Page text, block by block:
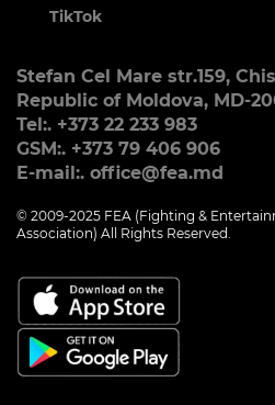
TikTok
Stefan Cel Mare str.159,
Republic of Moldova, MD-
Tel:. +373 22 233 983
GSM:. +373 79 406 906
E-mail:. office@fea.md
© 2009-2025 FEA (Fighting &
Association) All Rights Reserved.